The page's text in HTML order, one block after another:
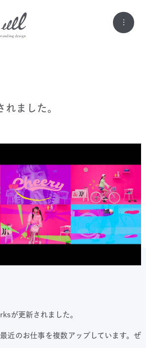
れました。
が更新されました。
近のお仕事を複数アップしています。ぜ